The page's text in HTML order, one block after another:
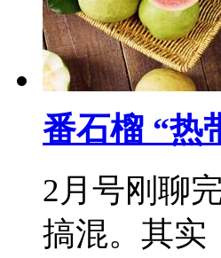
番石榴 “热
2月号刚聊
搞混。其实